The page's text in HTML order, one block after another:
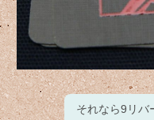
それなら9リバ